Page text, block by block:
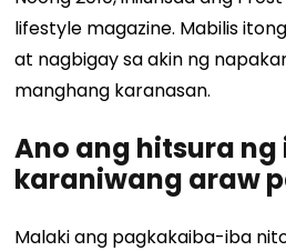
lifestyle magazine. Mabilis
at nagbigay sa akin ng
manghang karanasan.
Ano ang hitsura ng
karaniwang araw
Malaki ang pagkakaiba-iba